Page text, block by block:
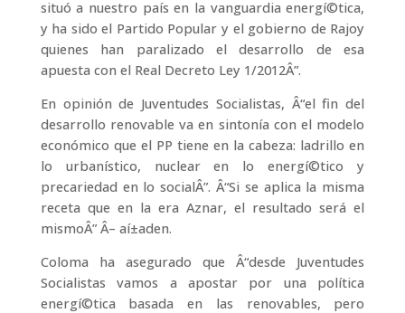
situó a nuestro paí­s en la vanguardia energí©tica,
y ha sido el Partido Popular y el gobierno de Rajoy
quienes han paralizado el desarrollo de esa
apuesta con el Real Decreto Ley 1/2012Â”.
En opinión de Juventudes Socialistas, Â“el fin del
desarrollo renovable va en sintoní­a con el modelo
económico que el PP tiene en la cabeza: ladrillo en
lo urbaní­stico, nuclear en lo energí©tico y
precariedad en lo socialÂ”. Â“Si se aplica la misma
receta que en la era Aznar, el resultado será el
mismoÂ” Â– aí±aden.
Coloma ha asegurado que Â“desde Juventudes
Socialistas vamos a apostar por una polí­tica
energí©tica basada en las renovables, pero